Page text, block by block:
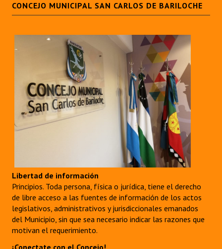
CONCEJO MUNICIPAL SAN CARLOS DE BARILOCHE
Libertad de información
Principios. Toda persona, física o jurídica, tiene el derecho
de libre acceso a las fuentes de información de los actos
legislativos, administrativos y jurisdiccionales emanados
del Municipio, sin que sea necesario indicar las razones que
motivan el requerimiento.
¡Conectate con el Concejo!